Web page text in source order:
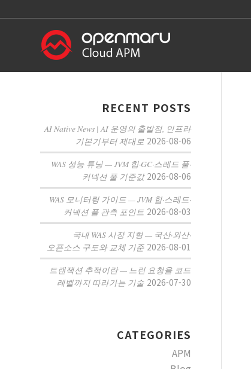
RECENT POSTS
AI Native News | AI 운영의 출발점, 인프라
기본기부터 제대로 2026-08-06
WAS 성능 튜닝 — JVM 힙·GC·스레드 풀·
커넥션 풀 기준값 2026-08-06
WAS 모니터링 가이드 — JVM 힙·스레드·
커넥션 풀 관측 포인트 2026-08-03
국내 WAS 시장 지형 — 국산·외산·
오픈소스 구도와 교체 기준 2026-08-01
트랜잭션 추적이란 — 느린 요청을 코드
레벨까지 따라가는 기술 2026-07-30
CATEGORIES
APM